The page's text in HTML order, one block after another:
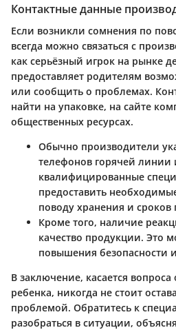
Контактные данные
Если возникли сомнения по
всегда можно связаться с
как серьёзный игрок на рынке
предоставляет родителям
или сообщить о проблемах.
найти на упаковке, на сайте
общественных ресурсах.
Обычно производители
телефонов горячей линии
квалифицированные
предоставить
поводу хранения и сроков
Кроме того, наличие
качество продукции. Это
повышения безопасности
В заключение, касается
ребенка, никогда не стоит
проблемой. Обратитесь к
разобраться в ситуации,